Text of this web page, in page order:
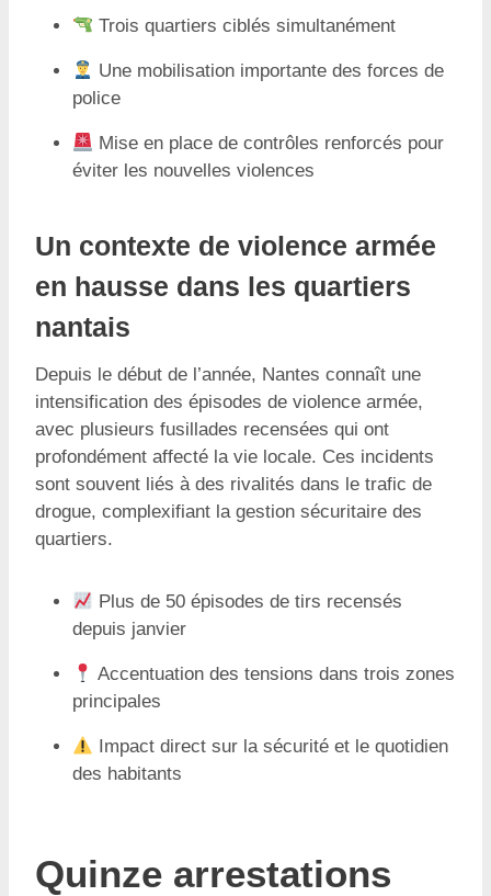
Trois quartiers ciblés simultanément
Une mobilisation importante des forces de
police
Mise en place de contrôles renforcés pour
éviter les nouvelles violences
Un contexte de violence armée
en hausse dans les quartiers
nantais
Depuis le début de l’année, Nantes connaît une
intensification des épisodes de violence armée,
avec plusieurs fusillades recensées qui ont
profondément affecté la vie locale. Ces incidents
sont souvent liés à des rivalités dans le trafic de
drogue, complexifiant la gestion sécuritaire des
quartiers.
Plus de 50 épisodes de tirs recensés
depuis janvier
Accentuation des tensions dans trois zones
principales
Impact direct sur la sécurité et le quotidien
des habitants
Quinze arrestations